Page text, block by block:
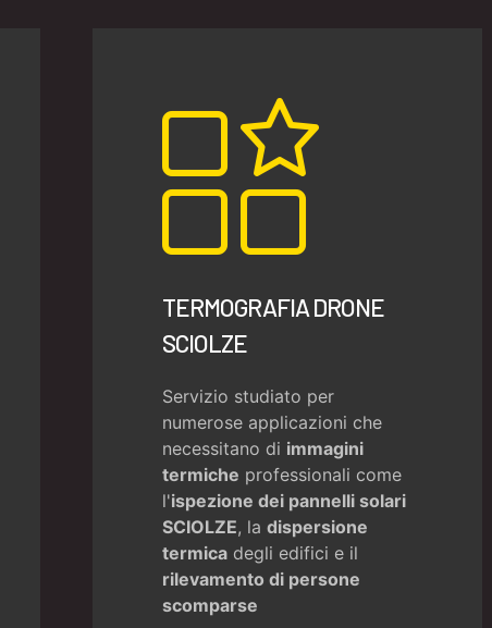
TERMOGRAFIA DRONE
SCIOLZE
Servizio studiato per
numerose applicazioni che
necessitano di immagini
termiche professionali come
l'ispezione dei pannelli solari
SCIOLZE, ladispersione
termica degli edifici e il
rilevamento di persone
scomparse